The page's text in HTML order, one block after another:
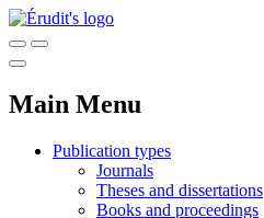
Main Menu
Publication types
Journals
Theses and dissertations
Books and proceedings